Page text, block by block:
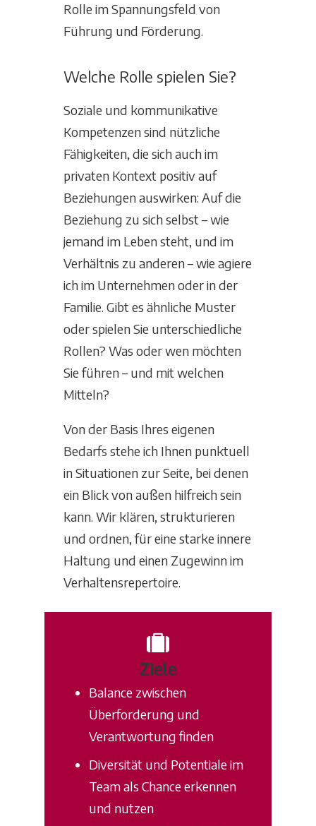
Rolle im Spannungsfeld von
Führung und Förderung.
Welche Rolle spielen Sie?
Soziale und kommunikative
Kompetenzen sind nützliche
Fähigkeiten, die sich auch im
privaten Kontext positiv auf
Beziehungen auswirken: Auf die
Beziehung zu sich selbst – wie
jemand im Leben steht, und im
Verhältnis zu anderen – wie agiere
ich im Unternehmen oder in der
Familie. Gibt es ähnliche Muster
oder spielen Sie unterschiedliche
Rollen? Was oder wen möchten
Sie führen – und mit welchen
Mitteln?
Von der Basis Ihres eigenen
Bedarfs stehe ich Ihnen punktuell
in Situationen zur Seite, bei denen
ein Blick von außen hilfreich sein
kann. Wir klären, strukturieren
und ordnen, für eine starke innere
Haltung und einen Zugewinn im
Verhaltensrepertoire.
Ziele
Balance zwischen
Überforderung und
Verantwortung finden
Diversität und Potentiale im
Team als Chance erkennen
und nutzen